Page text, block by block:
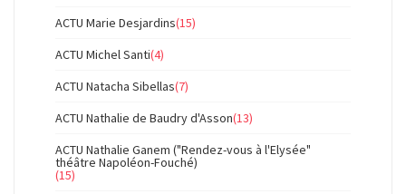
ACTU Marie Desjardins(15)
ACTU Michel Santi(4)
ACTU Natacha Sibellas(7)
ACTU Nathalie de Baudry d'Asson(13)
ACTU Nathalie Ganem ("Rendez-vous à l'Elysée"
théâtre Napoléon-Fouché)
(15)